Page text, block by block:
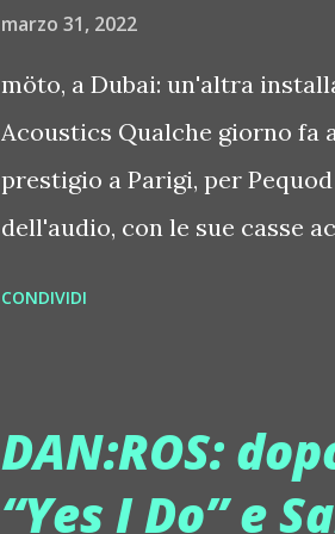
perfetta per il dancefloor,
dj set sempre coinvolgenti
marzo 31, 2022
möto, a Dubai: un'altra
Acoustics Qualche giorno fa
prestigio a Parigi, per
dell'audio, con le sue casse
minimale e metropolitano.
musica, e passando
CONDIVIDI
DAN:ROS:
“Yes I Do” e